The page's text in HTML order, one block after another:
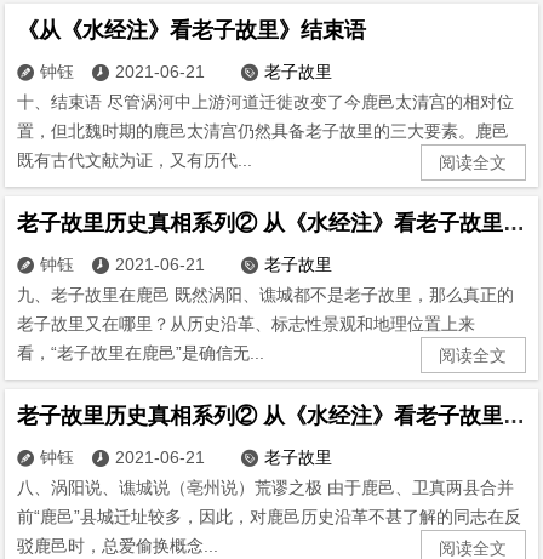
《从《水经注》看老子故里》结束语
 钟钰  2021-06-21  老子故里
十、结束语 尽管涡河中上游河道迁徙改变了今鹿邑太清宫的相对位
置，但北魏时期的鹿邑太清宫仍然具备老子故里的三大要素。鹿邑
既有古代文献为证，又有历代...
阅读全文
老子故里历史真相系列② 从《水经注》看老子故里(9)
 钟钰  2021-06-21  老子故里
九、老子故里在鹿邑 既然涡阳、谯城都不是老子故里，那么真正的
老子故里又在哪里？从历史沿革、标志性景观和地理位置上来
看，“老子故里在鹿邑”是确信无...
阅读全文
老子故里历史真相系列② 从《水经注》看老子故里(8)
 钟钰  2021-06-21  老子故里
八、涡阳说、谯城说（亳州说）荒谬之极 由于鹿邑、卫真两县合并
前“鹿邑”县城迁址较多，因此，对鹿邑历史沿革不甚了解的同志在反
驳鹿邑时，总爱偷换概念...
阅读全文